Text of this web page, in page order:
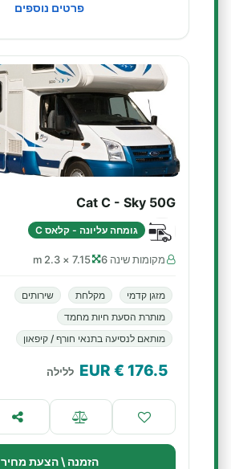
פרטים נוספים
Cat C - Sky 50G
גומחה עליונה - קלאס C
מקומות שינה 6 7.15 × 2.3 m
מזגן קדמי מקלחת
שירותים
מותרת הסעת חיות מחמד
מותאם לנסיעה בתנאי חורף / קיפאון
176.5
€ EUR ללילה
הזמנה \ הצעת מחיר